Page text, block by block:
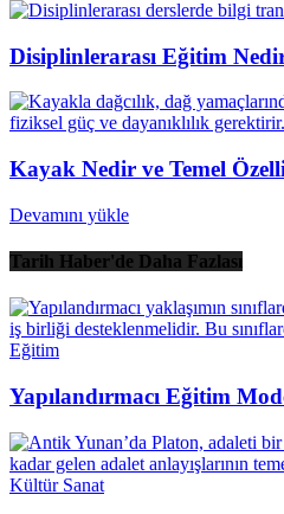
Disiplinlerarası Eğitim
Kayak Nedir ve Temel
Devamını yükle
Tarih Haber'de Daha Fazlası
Eğitim
Yapılandırmacı Eğitim
Kültür Sanat